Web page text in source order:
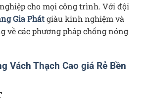
cho mọi công trình. Với đội
Gia Phátgiàu kinh nghiệm và
về các phương pháp chống nóng
Vách Thạch Cao giá Rẻ Bền